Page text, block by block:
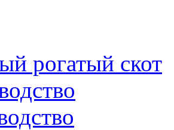
рогатый скот